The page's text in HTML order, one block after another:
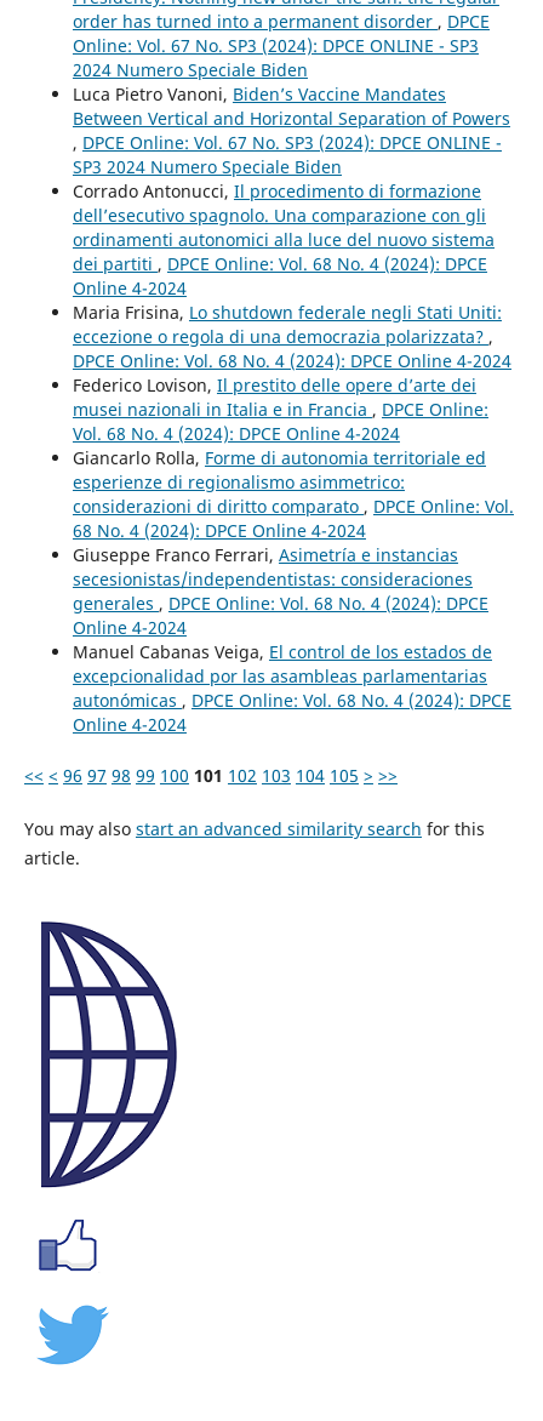
order has turned into a permanent disorder , DPCE
Online: Vol. 67 No. SP3 (2024): DPCE ONLINE - SP3
2024 Numero Speciale Biden
Luca Pietro Vanoni, Biden’s Vaccine Mandates
Between Vertical and Horizontal Separation of Powers
, DPCE Online: Vol. 67 No. SP3 (2024): DPCE ONLINE -
SP3 2024 Numero Speciale Biden
Corrado Antonucci, Il procedimento di formazione
dell’esecutivo spagnolo. Una comparazione con gli
ordinamenti autonomici alla luce del nuovo sistema
dei partiti , DPCE Online: Vol. 68 No. 4 (2024): DPCE
Online 4-2024
Maria Frisina, Lo shutdown federale negli Stati Uniti:
eccezione o regola di una democrazia polarizzata? ,
DPCE Online: Vol. 68 No. 4 (2024): DPCE Online 4-2024
Federico Lovison, Il prestito delle opere d’arte dei
musei nazionali in Italia e in Francia , DPCE Online:
Vol. 68 No. 4 (2024): DPCE Online 4-2024
Giancarlo Rolla, Forme di autonomia territoriale ed
esperienze di regionalismo asimmetrico:
considerazioni di diritto comparato , DPCE Online: Vol.
68 No. 4 (2024): DPCE Online 4-2024
Giuseppe Franco Ferrari, Asimetría e instancias
secesionistas/independentistas: consideraciones
generales , DPCE Online: Vol. 68 No. 4 (2024): DPCE
Online 4-2024
Manuel Cabanas Veiga, El control de los estados de
excepcionalidad por las asambleas parlamentarias
autonómicas , DPCE Online: Vol. 68 No. 4 (2024): DPCE
Online 4-2024
<< < 96 97 98 99 100 101 102 103 104 105 > >>
You may also start an advanced similarity search for this
article.